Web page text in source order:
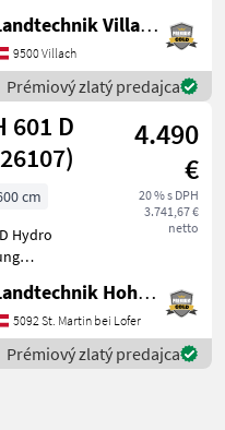
m, rezací
Bale
Command Plus, viaz
Landtechnik Villach GmbH
9500 Villach
Prémiový zlatý predajca
601 D
4.490
€
20 % s DPH
3.741,67 €
netto
cm
Hydro
*Warnrafeln
finden Sie
und
Kreis
Landtechnik Hohenwarter GmbH
5092 St. Martin bei Lofer
Prémiový zlatý predajca